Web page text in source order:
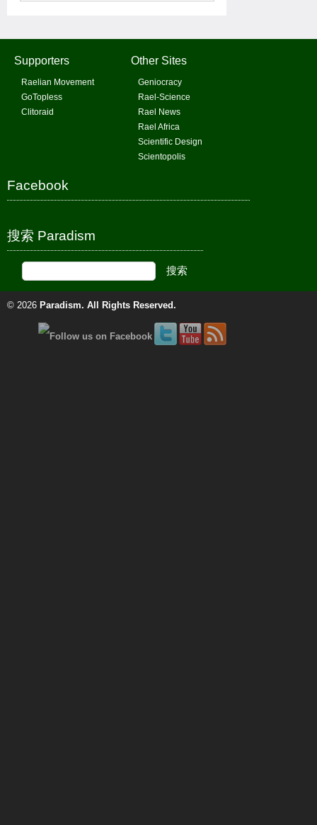
Supporters
Raelian Movement
GoTopless
Clitoraid
Other Sites
Geniocracy
Rael-Science
Rael News
Rael Africa
Scientific Design
Scientopolis
Facebook
搜索 Paradism
© 2026 Paradism. All Rights Reserved.